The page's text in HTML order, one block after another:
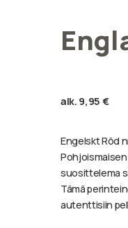
alk. 9,95 €
Engelskt Röd
suosittelema
Tämä
autenttisiin